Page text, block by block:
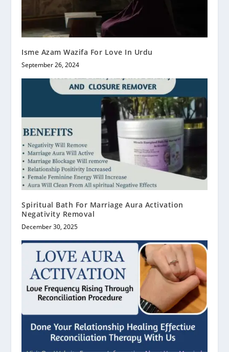
Isme Azam Wazifa For Love In Urdu
September 26, 2024
Spiritual Bath For Marriage Aura Activation
Negativity Removal
December 30, 2025